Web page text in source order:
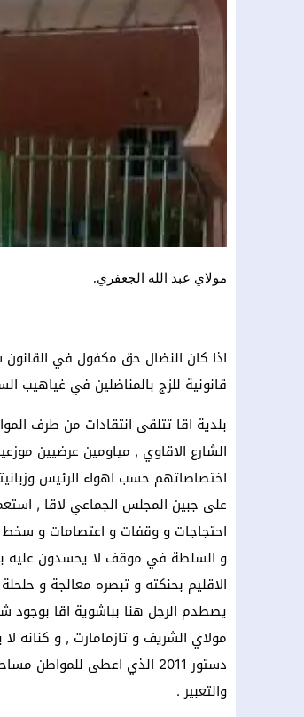
مولاي عبد الله الجعفري.
اذا كان النضال حق مكفول في القانون
قانونية للزج بالمناضلين في غياهيب
بلدية اقا تتلقى انتقادات من طرف
الشارع الاقاوي , مياومين عرضيين
اختصاصاتهم حسب اهواء الرئيس
على جبين المجلس الجماعي لاقا ,
احتجاجات و وقفات و اعتصامات و سخط
و السلطة في موقف لا يحسدون عليه
الاقليم بحنكته و تبصره معالجة و
يصطدم الرجل هنا بباشوية اقا بوجود
مولاي الشريف و تازمامارت , و كنانه
دستور 2011 الذي اعطى
والتعبير .